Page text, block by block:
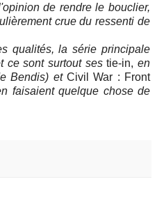
de rendre le bouclier,
crue du ressenti de
qualités, la série principale
ce sont surtout sestie-in, en
Bendis) etCivil War : Front
faisaient quelque chose de